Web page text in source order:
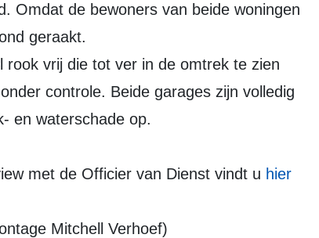
Omdat de bewoners van beide woningen
geraakt.
rook vrij die tot ver in de omtrek te zien
controle. Beide garages zijn volledig
en waterschade op.
met de Officier van Dienst vindt u hier
Mitchell Verhoef)